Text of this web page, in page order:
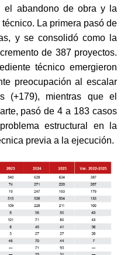
el abandono de obra y la
La primera pasó de
y se consolidó como la
de 387 proyectos.
técnico emergieron
preocupación al escalar
(+179), mientras que el
pasó de 4 a 183 casos
estructural en la
previa a la ejecución.